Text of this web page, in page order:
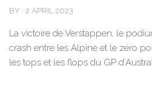
BY · 2 APRIL 2023
La victoire de Verstappen, le
crash entre les Alpine et le zéro
les tops et les flops du GP